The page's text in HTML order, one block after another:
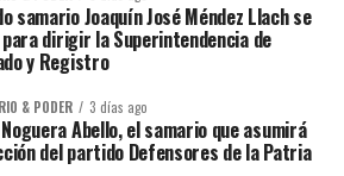
samario Joaquín José Méndez Llach se
dirigir la Superintendencia de
y Registro
& PODER 3 días ago
Abello, el samario que asumirá
del partido Defensores de la Patria